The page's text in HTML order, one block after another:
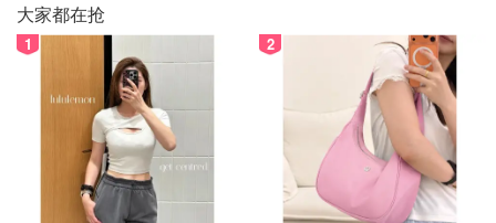
Kamaole Beach Park 2-版权属于@yitiantian
Haleakala看日出 (凌晨3:30就开上去了）回来补了
大家都在抢
1 2